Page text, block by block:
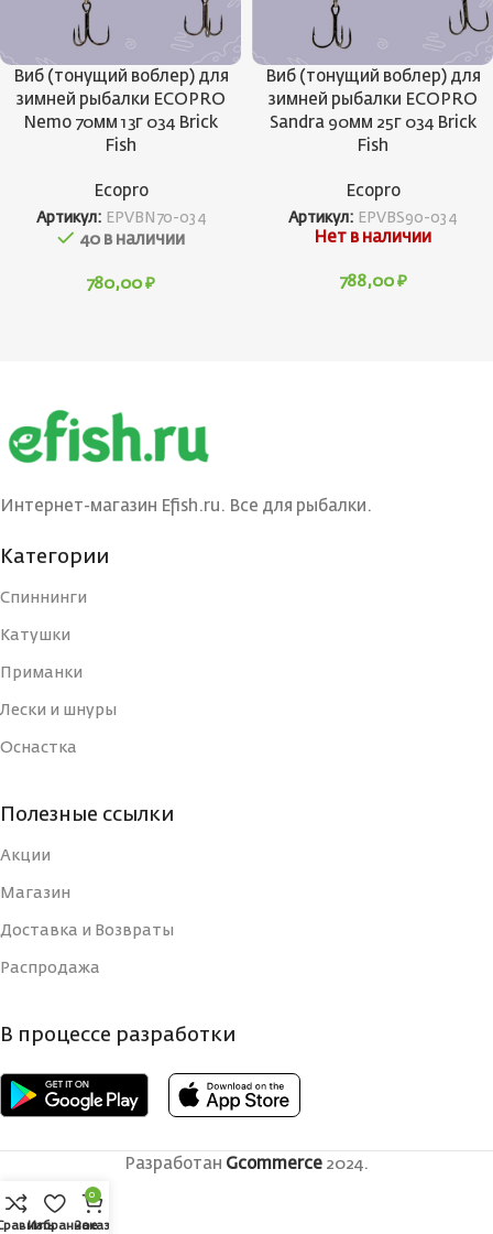
Виб (тонущий воблер) для
зимней рыбалки ECOPRO
Nemo 70мм 13г 034 Brick
Fish
Ecopro
Артикул: EPVBN70-034
40 в наличии
780,00 ₽
Виб (тонущий воблер) для
зимней рыбалки ECOPRO
Sandra 90мм 25г 034 Brick
Fish
Ecopro
Артикул: EPVBS90-034
Нет в наличии
788,00 ₽
Интернет-магазин Efish.ru. Все для рыбалки.
Категории
Спиннинги
Катушки
Приманки
Лески и шнуры
Оснастка
Полезные ссылки
Акции
Магазин
Доставка и Возвраты
Распродажа
В процессе разработки
Разработан Gcommerce 2024.
Избранное
0
Заказ